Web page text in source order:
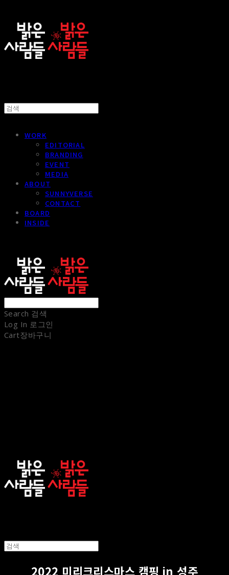
WORK
EDITORIAL
BRANDING
EVENT
MEDIA
ABOUT
SUNNYVERSE
CONTACT
BOARD
INSIDE
Search 검색
Log In 로그인
Cart장바구니
2022 미리크리스마스 캠핑 in 성주